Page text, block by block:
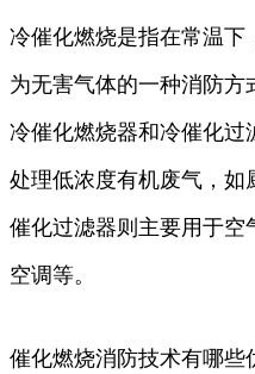
冷催化燃烧是指在常温下
为无害气体的一种消防
冷催化燃烧器和冷催化过
处理低浓度有机废气，如
催化过滤器则主要用于空
空调等。
催化燃烧消防技术有哪些